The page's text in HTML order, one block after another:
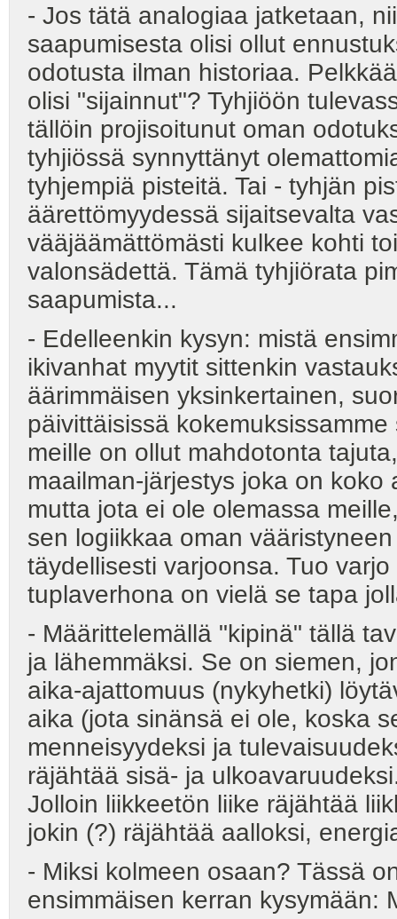
- Jos tätä analogiaa jatketaan,
saapumisesta olisi ollut
odotusta ilman historiaa.
olisi "sijainnut"? Tyhjiöön
tällöin projisoitunut oman
tyhjiössä synnyttänyt
tyhjempiä pisteitä. Tai - tyhjän
äärettömyydessä sijaitsevalta
vääjäämättömästi kulkee kohti
valonsädettä. Tämä tyhjiörata
saapumista...
- Edelleenkin kysyn: mistä
ikivanhat myytit sittenkin
äärimmäisen yksinkertainen,
päivittäisissä
meille on ollut mahdotonta
maailman-järjestys joka on
mutta jota ei ole olemassa
sen logiikkaa oman
täydellisesti varjoonsa. Tuo
tuplaverhona on vielä se tapa
- Määrittelemällä "kipinä" tällä
ja lähemmäksi. Se on siemen,
aika-ajattomuus (nykyhetki)
aika (jota sinänsä ei ole, koska
menneisyydeksi ja
räjähtää sisä- ja
Jolloin liikkeetön liike räjähtää
jokin (?) räjähtää aalloksi,
- Miksi kolmeen osaan? Tässä
ensimmäisen kerran kysymään: